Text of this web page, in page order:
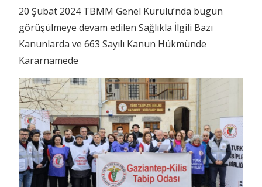
20 Şubat 2024 TBMM Genel Kurulu’nda bugün
görüşülmeye devam edilen Sağlıkla İlgili Bazı
Kanunlarda ve 663 Sayılı Kanun Hükmünde
Kararnamede